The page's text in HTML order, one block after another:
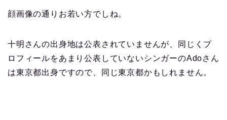
顔画像の通りお若い方でしね。
十明さんの出身地は公表されていませんが、同じくプ
ロフィールをあまり公表していないシンガーのAdoさん
は東京都出身ですので、同じ東京都かもしれません。